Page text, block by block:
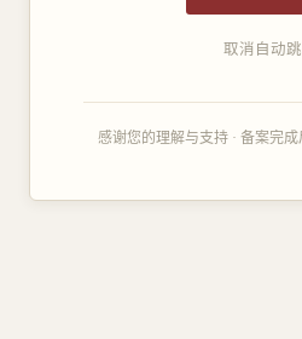
取消自动
感谢您的理解与支持 · 备案完